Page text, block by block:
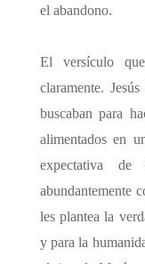
el abandono.
El versículo
claramente.
buscaban para
alimentados en
expectativa
abundantemente
les plantea la
y para la